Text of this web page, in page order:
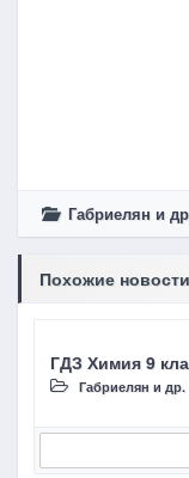
Габриелян и
Похожие новости
ГДЗ Химия 9
Габриелян и др.